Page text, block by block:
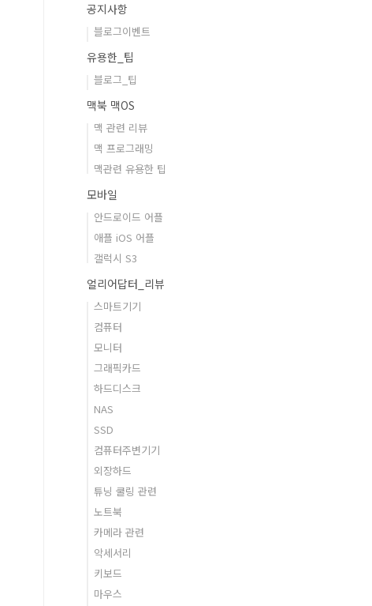
공지사항
블로그이벤트
유용한_팁
블로그_팁
맥북 맥OS
맥 관련 리뷰
맥 프로그래밍
맥관련 유용한 팁
모바일
안드로이드 어플
애플 iOS 어플
갤럭시 S3
얼리어답터_리뷰
스마트기기
컴퓨터
모니터
그래픽카드
하드디스크
NAS
SSD
컴퓨터주변기기
외장하드
튜닝 쿨링 관련
노트북
카메라 관련
악세서리
키보드
마우스